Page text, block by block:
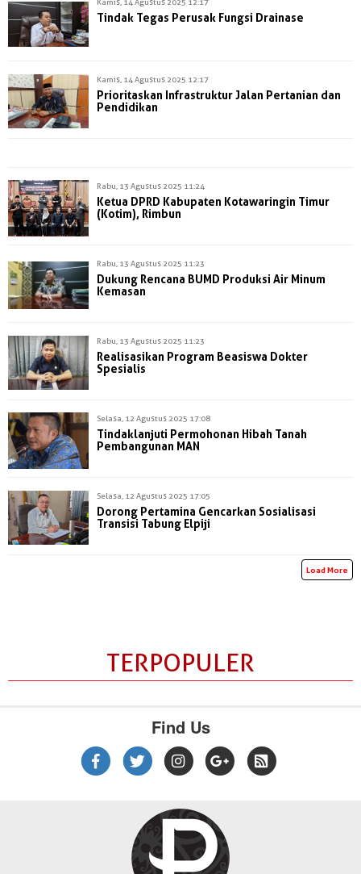
Tindak Tegas Perusak Fungsi Drainase
Kamis, 14 Agustus 2025 12:17
Prioritaskan Infrastruktur Jalan Pertanian dan
Pendidikan
Rabu, 13 Agustus 2025 11:24
Ketua DPRD Kabupaten Kotawaringin Timur
(Kotim), Rimbun
Rabu, 13 Agustus 2025 11:23
Dukung Rencana BUMD Produksi Air Minum
Kemasan
Rabu, 13 Agustus 2025 11:23
Realisasikan Program Beasiswa Dokter
Spesialis
Selasa, 12 Agustus 2025 17:08
Tindaklanjuti Permohonan Hibah Tanah
Pembangunan MAN
Selasa, 12 Agustus 2025 17:05
Dorong Pertamina Gencarkan Sosialisasi
Transisi Tabung Elpiji
Load More
TERPOPULER
Find Us